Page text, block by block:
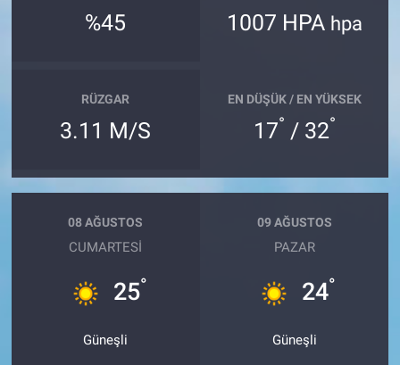
%45 1007 HPA hpa
RÜZGAR
3.11 M/S
EN DÜŞÜK / EN YÜKSEK
17° / 32°
08 AĞUSTOS
CUMARTESI
25°
Güneşli
09 AĞUSTOS
PAZAR
24°
Güneşli